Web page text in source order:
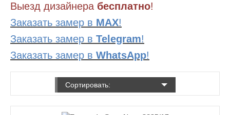
Выезд дизайнера бесплатно!
Заказать замер в MAX!
Заказать замер в Telegram!
Заказать замер в WhatsApp!
Сортировать: